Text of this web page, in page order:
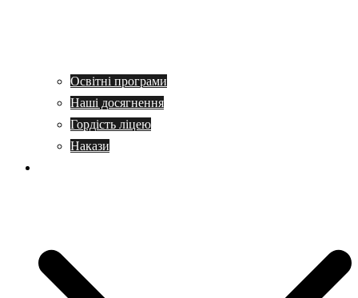
Освітні програми
Наші досягнення
Гордість ліцею
Накази